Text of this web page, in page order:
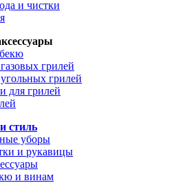
и чистки
грилей
грилей
для грилей
стиль
уборы
и рукавицы
и винам